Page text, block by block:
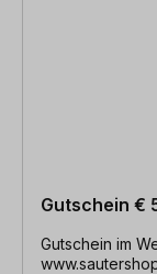
Gutschein €
Gutschein im